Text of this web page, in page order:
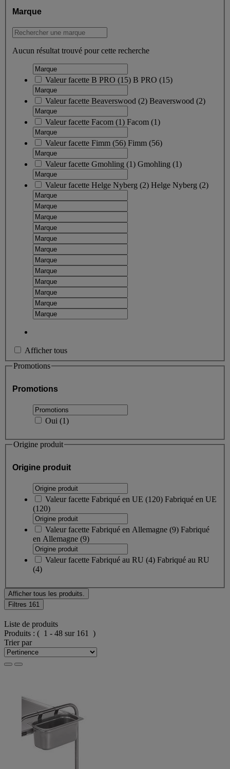
Marque
Aucun résultat trouvé pour cette recherche
Valeur facette B PRO (15) B PRO (15)
Valeur facette Beaverswood (2) Beaverswood (2)
Valeur facette Facom (1) Facom (1)
Valeur facette Fimm (56) Fimm (56)
Valeur facette Gmohling (1) Gmohling (1)
Valeur facette Helge Nyberg (2) Helge Nyberg (2)
Afficher tous
Promotions
Promotions
Oui (1)
Origine produit
Origine produit
Valeur facette Fabriqué en UE (120) Fabriqué en UE
(120)
Valeur facette Fabriqué en Allemagne (9) Fabriqué
en Allemagne (9)
Valeur facette Fabriqué au RU (4) Fabriqué au RU
(4)
Afficher tous les produits.
Filtres 161
Liste de produits
Produits : ( 1 - 48 sur 161 )
Trier par